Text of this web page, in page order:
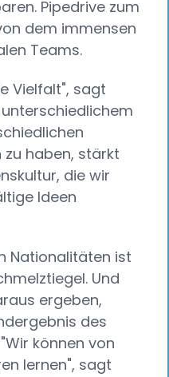
Pipedrive zum
dem immensen
Teams.
Vielfalt", sagt
zu haben, stärkt
die wir
Ideen
Nationalitäten ist
Und
ergeben,
des
können von
lernen", sagt